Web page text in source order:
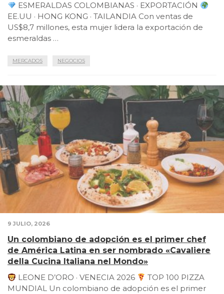
ESMERALDAS COLOMBIANAS · EXPORTACIÓN
EE.UU · HONG KONG · TAILANDIA Con ventas de
US$8,7 millones, esta mujer lidera la exportación de
esmeraldas …
MERCADOS NEGOCIOS
9 JULIO, 2026
Un colombiano de adopción es el primer chef
de América Latina en ser nombrado «Cavaliere
della Cucina Italiana nel Mondo»
LEONE D’ORO · VENECIA 2026
TOP 100 PIZZA
MUNDIAL Un colombiano de adopción es el primer